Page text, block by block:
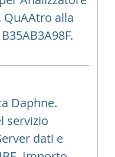
alla
Daphne.
servizio
dati e